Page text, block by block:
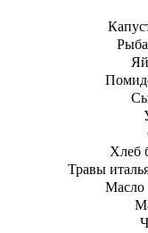
Хлеб
Травы
Масло